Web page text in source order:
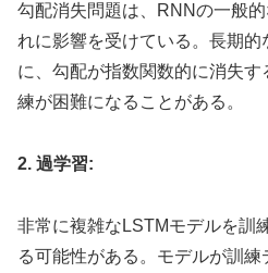
勾配消失問題は、RNNの一般
れに影響を受けている。長期
に、勾配が指数関数的に消失す
練が困難になることがある。
2. 過学習:
非常に複雑なLSTMモデルを訓
る可能性がある。モデルが訓